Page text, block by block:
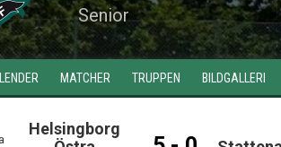
Senior
MATCHER TRUPPEN BILDGALLERI
Helsingborg